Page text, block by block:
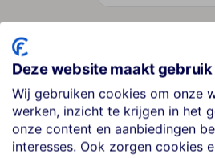
Spanje· Gran
Deze website maakt
Wij gebruiken cookies om onze
werken, inzicht te krijgen in het
onze content en aanbiedingen
interesses. Ook zorgen cookies